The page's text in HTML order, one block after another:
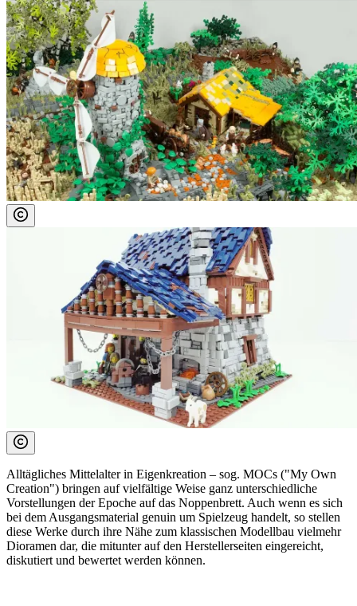
Alltägliches Mittelalter in Eigenkreation – sog. MOCs ("My Own
Creation") bringen auf vielfältige Weise ganz unterschiedliche
Vorstellungen der Epoche auf das Noppenbrett. Auch wenn es sich
bei dem Ausgangsmaterial genuin um Spielzeug handelt, so stellen
diese Werke durch ihre Nähe zum klassischen Modellbau vielmehr
Dioramen dar, die mitunter auf den Herstellerseiten eingereicht,
diskutiert und bewertet werden können.